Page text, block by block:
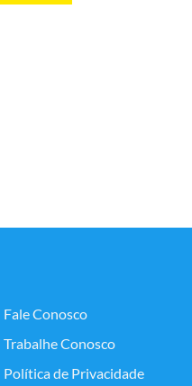
Fale Conosco
Trabalhe Conosco
Política de Privacidade